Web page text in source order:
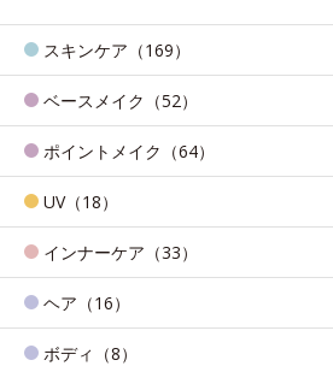
スキンケア（169）
ベースメイク（52）
ポイントメイク（64）
UV（18）
インナーケア（33）
ヘア（16）
ボディ（8）